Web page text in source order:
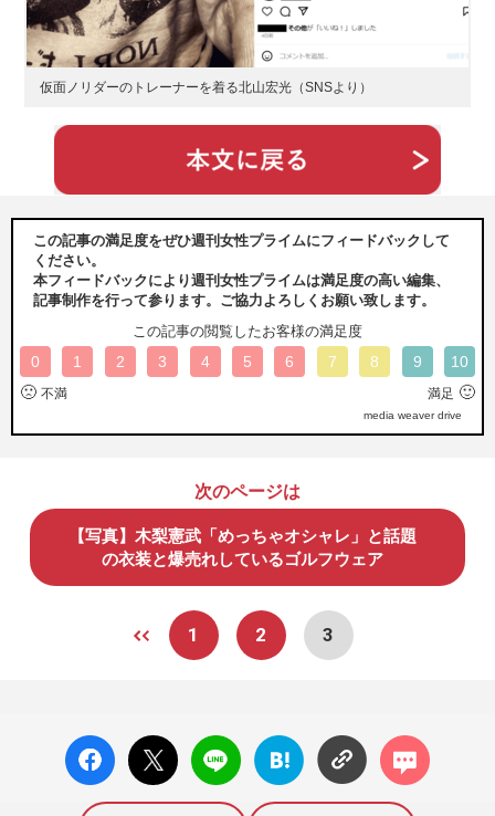
仮面ノリダーのトレーナーを着る北山宏光（SNSより）
この記事の満足度をぜひ週刊女性プライムにフィードバックして
ください。
本フィードバックにより週刊女性プライムは満足度の高い編集、
記事制作を行って参ります。ご協力よろしくお願い致します。
この記事の閲覧したお客様の満足度
0 1 2 3 4 5 6 7 8 9 10
🙁 不満 満足 🙂
media weaver drive
次のページは
【写真】木梨憲武「めっちゃオシャレ」と話題
の衣装と爆売れしているゴルフウェア
1 2 3
facebo
ok い
X ポス
ト
LINE
はてな
ブック
コメン
ト